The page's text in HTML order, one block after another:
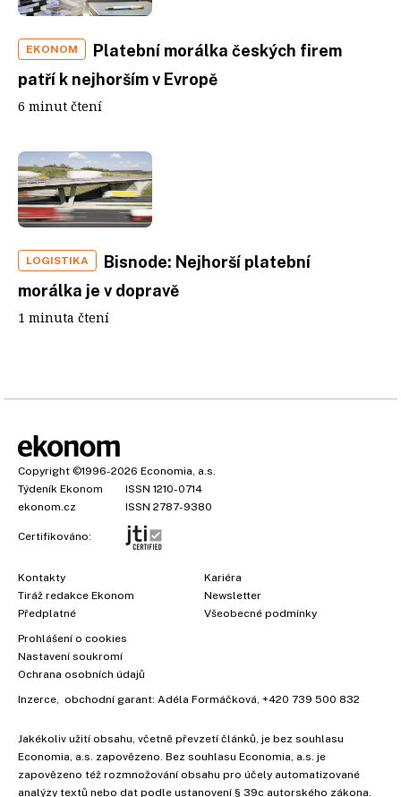
EKONOM
Platební morálka českých firem
patří k nejhorším v Evropě
6 minut čtení
LOGISTIKA
Bisnode: Nejhorší platební
morálka je v dopravě
1 minuta čtení
Copyright ©1996-2026 Economia, a.s.
Týdeník Ekonom
ISSN 1210-0714
ekonom.cz
ISSN 2787-9380
Certifikováno:
Kontakty
Tiráž redakce Ekonom
Předplatné
Kariéra
Newsletter
Všeobecné podmínky
Prohlášení o cookies
Nastavení soukromí
Ochrana osobních údajů
Inzerce , obchodní garant: Adéla Formáčková +420 739 500 832
Jakékoliv užití obsahu, včetně převzetí článků, je bez souhlasu
Economia, a.s. zapovězeno. Bez souhlasu Economia, a.s. je
zapovězeno též rozmnožování obsahu pro účely automatizované
analýzy textů nebo dat podle ustanovení § 39c autorského zákona.